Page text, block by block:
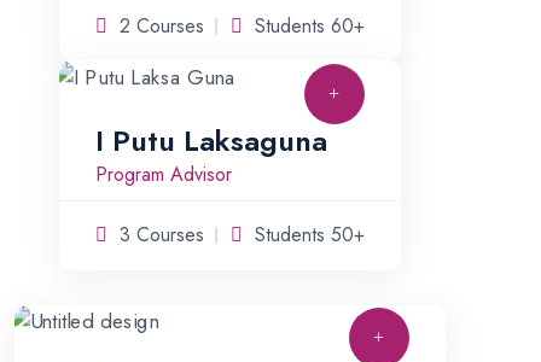
2 Courses Students 60+
I Putu Laksaguna
Program Advisor
3 Courses Students 50+